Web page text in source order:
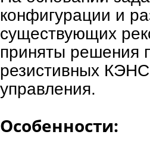
конфигурации и
существующих
приняты решения
резистивных
управления.
Особенности: